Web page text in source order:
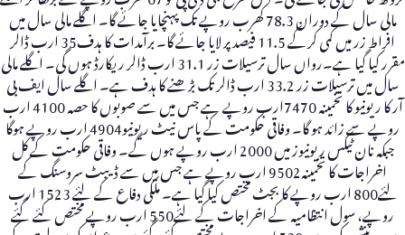
مالی سال کے دوران 78.3 کھرب روپے تک پہنچایا جائے گا۔ اگلے مالی سال میں
افراط زر میں کمی کرکے 11.5 فیصد پر لایا جائے گا۔ برآمدات کا ہدف35 ارب ڈالر
مقرر کیا گیا ہے۔رواں سال ترسیلات زر 31.1 ارب ڈالر ریکارڈ ہوں گی۔ اگلے مالی
سال میں ترسیلات زر 33.2 ارب ڈالر تک بڑھنے کا ہدف ہے۔ اگلے سال ایف بی
آر کا ریونیو کا تخمینہ 7470ارب روپے ہے جس میں سے صوبوں کا حصہ 4100 ارب
روپے سے زائد ہو گا۔ وفاقی حکومت کے پاس نیٹ ریونیو4904 ارب روپے ہوگا
جبکہ نان ٹیکس ریونیوز میں 2000 ارب روپے ہوں گے۔ وفاقی حکومت کے کل
اخراجات کا تخمینہ9502 ارب روپے ہے جس میں سے ڈیبٹ سروسنگ کے
لئے800 ارب روپے کا بجٹ مختص کیا گیا ہے۔ ملکی دفاع کے لئے 1523 ارب
روپے، سول انتظامیہ کے اخراجات کے لئے550 ارب روپے مختص کئے گئے